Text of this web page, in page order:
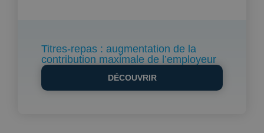
Titres-repas : augmentation de la
contribution maximale de l’employeur
DÉCOUVRIR